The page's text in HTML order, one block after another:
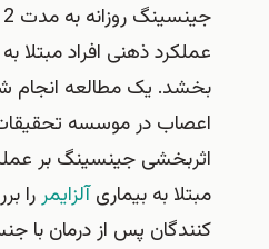
عملکرد ذهنی افراد مبتلا به
بخشد. یک مطالعه انجام
اعصاب در موسسه تحقیقات
اثربخشی جینسینگ بر
مبتلا به بیماریآلزایمررا
کنندگان پس از درمان با